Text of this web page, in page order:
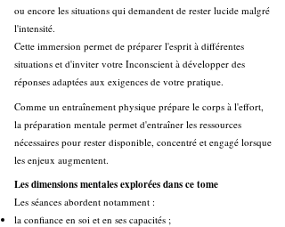
ou encore les situations qui demandent de rester lucide malgré
l'intensité.
Cette immersion permet de préparer l'esprit à différentes
situations et d'inviter votre Inconscient à développer des
réponses adaptées aux exigences de votre pratique.
Comme un entraînement physique prépare le corps à l'effort,
la préparation mentale permet d'entraîner les ressources
nécessaires pour rester disponible, concentré et engagé lorsque
les enjeux augmentent.
Les dimensions mentales explorées dans ce tome
Les séances abordent notamment :
la confiance en soi et en ses capacités ;